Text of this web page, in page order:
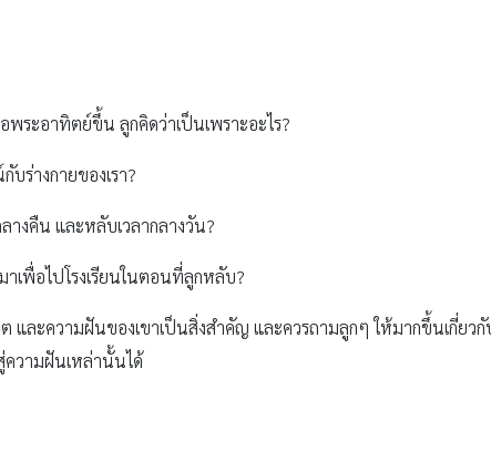
ระอาทิตย์ขึ้น ลูกคิดว่าเป็นเพราะอะไร?
ร่างกายของเรา?
งคืน และหลับเวลากลางวัน?
เพื่อไปโรงเรียนในตอนที่ลูกหลับ?
และความฝันของเขาเป็นสิ่งสำคัญ และควรถามลูกๆ ให้มากขึ้นเกี่ยว
ความฝันเหล่านั้นได้